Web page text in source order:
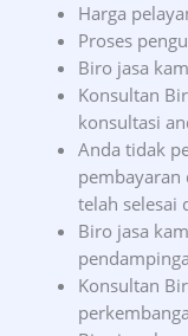
Harga
Proses
Biro jasa
Konsultan
konsultasi
Anda tidak
pembayaran
telah selesai
Biro jasa
Konsultan